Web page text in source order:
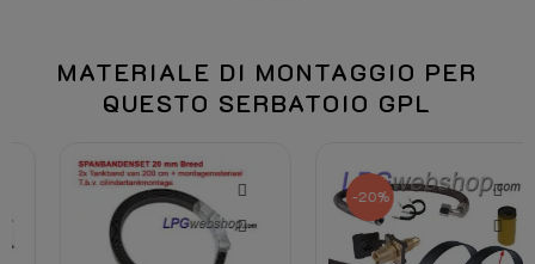
MATERIALE DI MONTAGGIO PER
QUESTO SERBATOIO GPL
-20%